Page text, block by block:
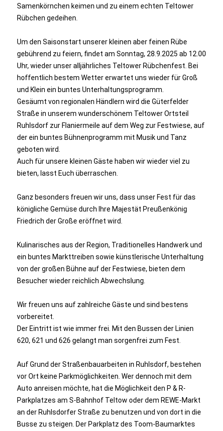
Samenkörnchen keimen und zu einem echten Teltower
Rübchen gedeihen.
Um den Saisonstart unserer kleinen aber feinen Rübe
gebührend zu feiern, findet am Sonntag, 28.9.2025 ab 12.00
Uhr, wieder unser alljährliches Teltower Rübchenfest. Bei
hoffentlich bestem Wetter erwartet uns wieder für Groß
und Klein ein buntes Unterhaltungsprogramm.
Gesäumt von regionalen Händlern wird die Güterfelder
Straße in unserem wunderschönem Teltower Ortsteil
Ruhlsdorf zur Flaniermeile auf dem Weg zur Festwiese, auf
der ein buntes Bühnenprogramm mit Musik und Tanz
geboten wird.
Auch für unsere kleinen Gäste haben wir wieder viel zu
bieten, lasst Euch überraschen.
Ganz besonders freuen wir uns, dass unser Fest für das
königliche Gemüse durch Ihre Majestät Preußenkönig
Friedrich der Große eröffnet wird.
Kulinarisches aus der Region, Traditionelles Handwerk und
ein buntes Markttreiben sowie künstlerische Unterhaltung
von der großen Bühne auf der Festwiese, bieten dem
Besucher wieder reichlich Abwechslung.
Wir freuen uns auf zahlreiche Gäste und sind bestens
vorbereitet.
Der Eintritt ist wie immer frei. Mit den Bussen der Linien
620, 621 und 626 gelangt man sorgenfrei zum Fest.
Auf Grund der Straßenbauarbeiten in Ruhlsdorf, bestehen
vor Ort keine Parkmöglichkeiten. Wer dennoch mit dem
Auto anreisen möchte, hat die Möglichkeit den P & R-
Parkplatzes am S-Bahnhof Teltow oder dem REWE-Markt
an der Ruhlsdorfer Straße zu benutzen und von dort in die
Busse zu steigen. Der Parkplatz des Toom-Baumarktes